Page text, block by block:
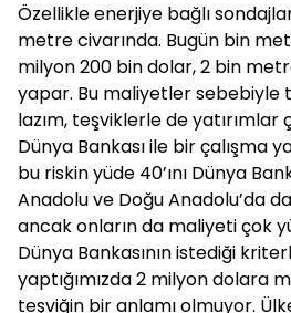
Özellikle enerjiye bağlı
metre civarında. Bugün bin
milyon 200 bin dolar, 2 bin
yapar. Bu maliyetler sebebiyle
lazım, teşviklerle de yatırımlar
Dünya Bankası ile bir çalışma
bu riskin yüde 40’ını Dünya
Anadolu ve Doğu Anadolu’da da
ancak onların da maliyeti çok
Dünya Bankasının istediği
yaptığımızda 2 milyon dolara
teşviğin bir anlamı olmuyor.